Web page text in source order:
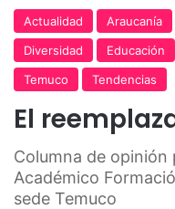
Actualidad Araucanía
Diversidad
Educación
Temuco
Tendencias
El
Columna de opinión
Académico
sede Temuco